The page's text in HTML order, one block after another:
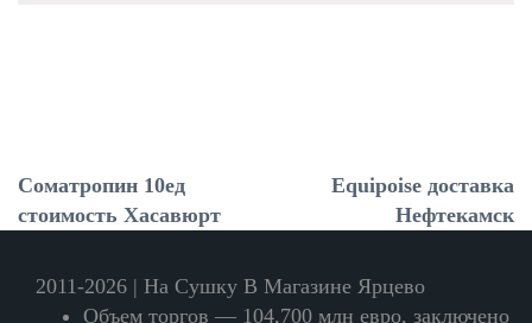
Cоматропин 10ед
стоимость Хасавюрт
Equipoise доставка
Нефтекамск
2011-2026 | На Сушку В Магазине Ярцево
Объем торгов — 104,700 млн евро, заключено